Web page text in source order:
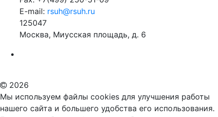
E-mail: rsuh@rsuh.ru
125047
Москва, Миусская площадь, д. 6
2026
Мы используем файлы cookies для улучшения работы
нашего сайта и большего удобства его использования.